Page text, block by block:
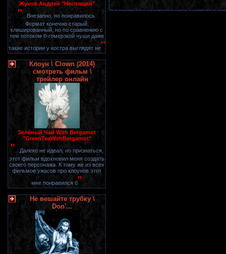
Жуков Андрей "Неспящий"
" ...Внезапно, но понравилось.
Формат конечно старый,
клишированный, но по сравнению с
тем потоком б-гомерзкой чуши даже
такие истории у костра выглядят не"
Клоун \ Clown (2014)
смотреть фильм \
трейлер онлайн
Зелёный Чай With Bergamot
"GreenTeaWithBergamot"
" ...Далеко не идеал, но признаться,
этот фильм вдохновил меня создать
своего персонажа. К тому же из всех
фильмов ужасов про клоунов этот
мне понравился б"
Не вешайте трубку \
Don'...